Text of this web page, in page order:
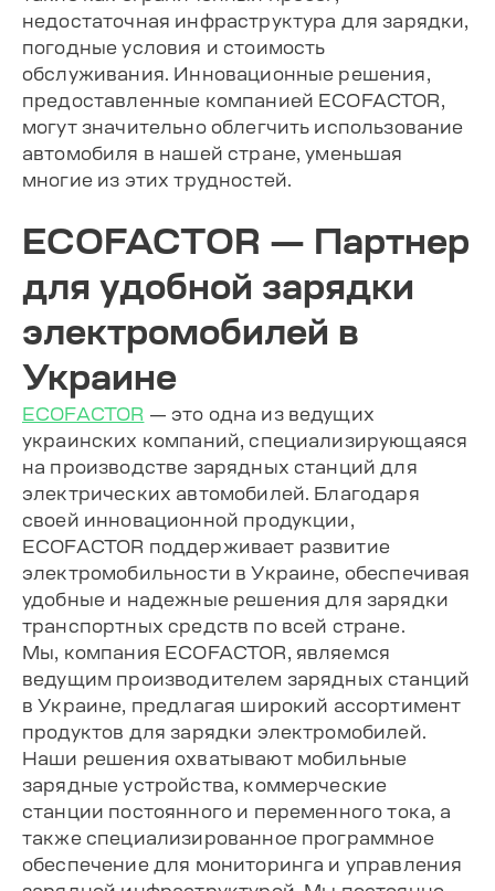
недостаточная инфраструктура для зарядки,
погодные условия и стоимость
обслуживания. Инновационные решения,
предоставленные компанией ECOFACTOR,
могут значительно облегчить использование
автомобиля в нашей стране, уменьшая
многие из этих трудностей.
ECOFACTOR — Партнер
для удобной зарядки
электромобилей в
Украине
ECOFACTOR — это одна из ведущих
украинских компаний, специализирующаяся
на производстве зарядных станций для
электрических автомобилей. Благодаря
своей инновационной продукции,
ECOFACTOR поддерживает развитие
электромобильности в Украине, обеспечивая
удобные и надежные решения для зарядки
транспортных средств по всей стране.
Мы, компания ECOFACTOR, являемся
ведущим производителем зарядных станций
в Украине, предлагая широкий ассортимент
продуктов для зарядки электромобилей.
Наши решения охватывают мобильные
зарядные устройства, коммерческие
станции постоянного и переменного тока, а
также специализированное программное
обеспечение для мониторинга и управления